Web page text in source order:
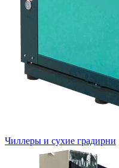
Чиллеры и сухие градирни